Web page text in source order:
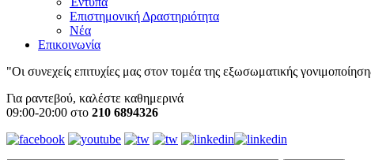
Επιστημονική Δραστηριότητα
Νέα
Επικοινωνία
"Οι συνεχείς επιτυχίες μας στον τομέα της εξωσωματικής
Για ραντεβού, καλέστε καθημερινά
09:00-20:00 στο 210 6894326